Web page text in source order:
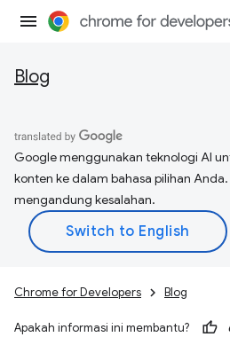
Blog
Google menggunakan teknologi AI
konten ke dalam bahasa pilihan
mengandung kesalahan.
Chrome for Developers Blog
Apakah informasi ini membantu?